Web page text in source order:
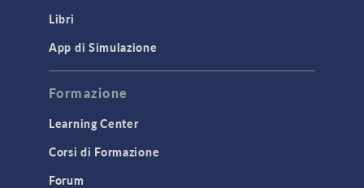
Libri
App di Simulazione
Formazione
Learning Center
Corsi di Formazione
Forum